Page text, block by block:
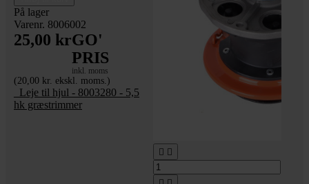
På lager
Varenr. 8006002
25,00 krGO'
PRIS
inkl. moms
(20,00 kr. ekskl. moms.)
_Leje til hjul - 8003280 - 5,5
hk græstrimmer
 